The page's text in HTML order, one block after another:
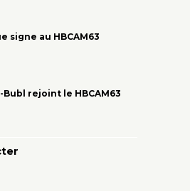
signe au HBCAM63
rejoint le HBCAM63